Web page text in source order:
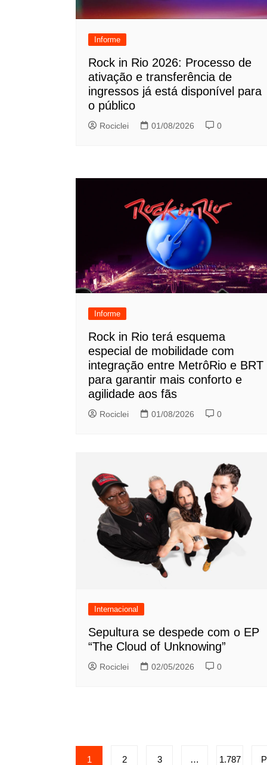
Informe
Rock in Rio 2026: Processo de
ativação e transferência de
ingressos já está disponível para
o público
Rociclei 01/08/2026 0
Informe
Rock in Rio terá esquema
especial de mobilidade com
integração entre MetrôRio e BRT
para garantir mais conforto e
agilidade aos fãs
Rociclei 01/08/2026 0
Internacional
Sepultura se despede com o EP
“The Cloud of Unknowing”
Rociclei 02/05/2026 0
Paginação
1 2 3 … 1.787